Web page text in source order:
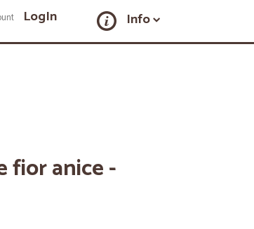
LogIn Info
fior anice -